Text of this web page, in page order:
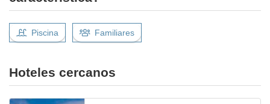
Piscina Familiares
Hoteles cercanos